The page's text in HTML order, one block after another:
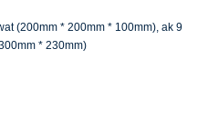
(200mm * 200mm * 100mm), ak 9
* 230mm)